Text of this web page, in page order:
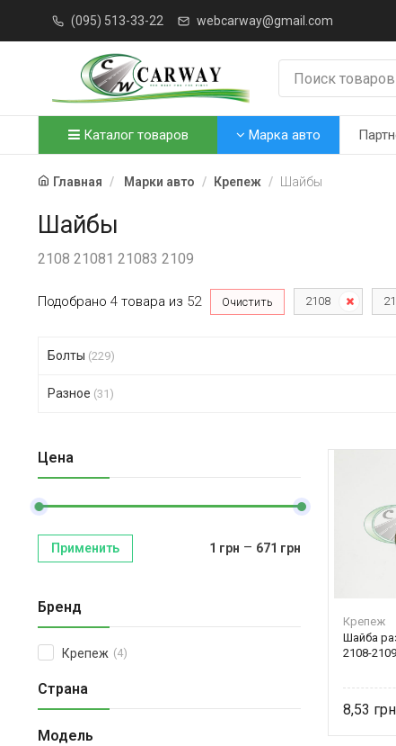
(095) 513-33-22 webcarway@gmail.com
Каталог товаров Марка авто
Главная Марки авто Крепеж Шайбы
Шайбы
2108 21081 21083 2109
Подобрано 4 товара из 52 Очистить 2108
Болты (229)
Разное (31)
Цена
Применить 1 грн – 671 грн
Бренд
Крепеж (4)
Страна
Модель
Крепеж
Шайба
2108-
8,53